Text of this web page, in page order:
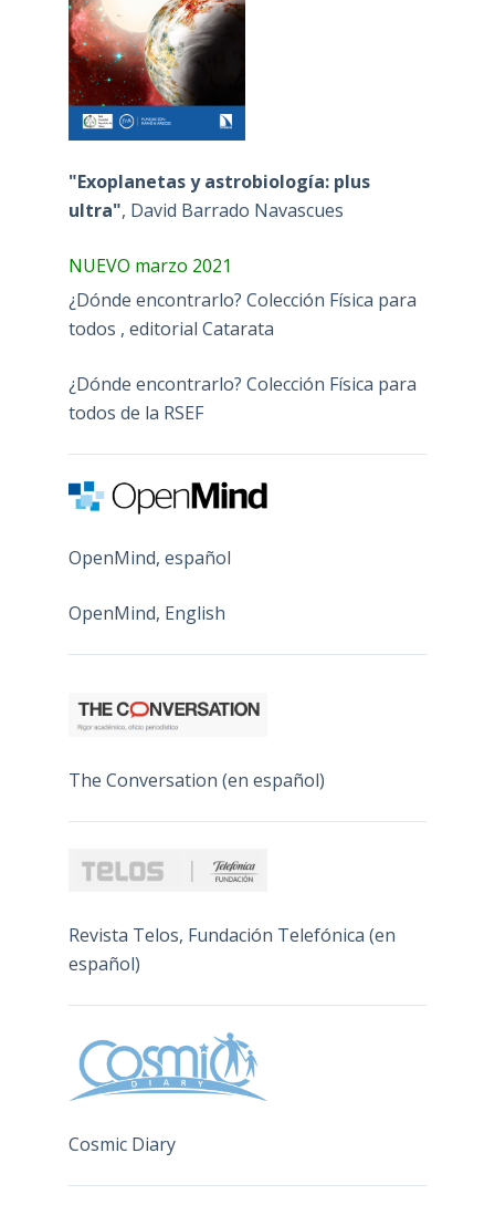
"Exoplanetas y astrobiología: plus
ultra", David Barrado Navascues
NUEVO marzo 2021
¿Dónde encontrarlo? Colección Física para
todos , editorial Catarata
¿Dónde encontrarlo? Colección Física para
todos de la RSEF
OpenMind, español
OpenMind, English
The Conversation (en español)
Revista Telos, Fundación Telefónica (en
español)
Cosmic Diary